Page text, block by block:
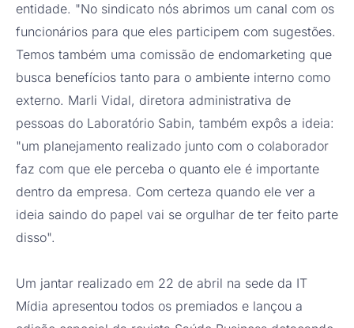
entidade. "No sindicato nós abrimos um canal com os
funcionários para que eles participem com sugestões.
Temos também uma comissão de endomarketing que
busca benefícios tanto para o ambiente interno como
externo. Marli Vidal, diretora administrativa de
pessoas do Laboratório Sabin, também expôs a ideia:
"um planejamento realizado junto com o colaborador
faz com que ele perceba o quanto ele é importante
dentro da empresa. Com certeza quando ele ver a
ideia saindo do papel vai se orgulhar de ter feito parte
disso".
Um jantar realizado em 22 de abril na sede da IT
Mídia apresentou todos os premiados e lançou a